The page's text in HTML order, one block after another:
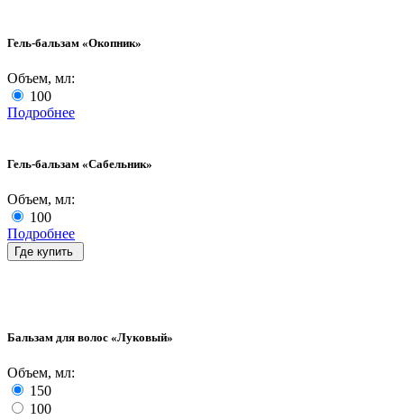
Гель-бальзам «Окопник»
Объем, мл:
100
Подробнее
Гель-бальзам «Сабельник»
Объем, мл:
100
Подробнее
Где купить
Бальзам для волос «Луковый»
Объем, мл:
150
100